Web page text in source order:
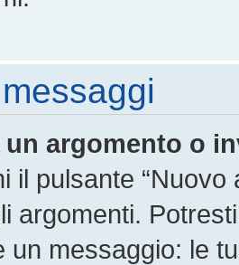
un argomento o
il pulsante
argomenti.
un messaggio: le